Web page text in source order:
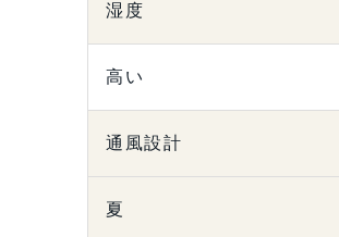
湿度
高い
通風設計
夏